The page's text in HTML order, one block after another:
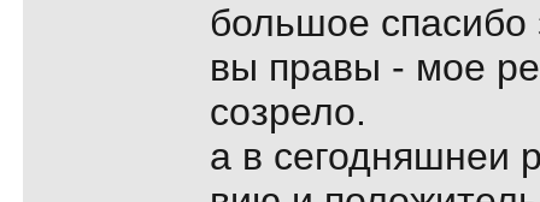
большое спасибо
вы пpавы - мое
созpело.
а в сегодняшнеи